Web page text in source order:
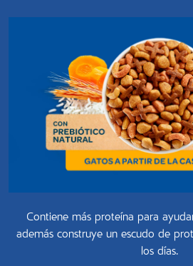
Contiene más proteína para
además construye un escudo de
los días.